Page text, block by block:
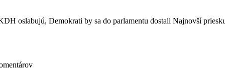
oslabujú, Demokrati by sa do parlamentu dostali Najnovší